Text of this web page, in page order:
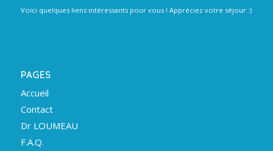
Voici quelques liens intéressants pour vous ! Appréciez votre séjour :)
PAGES
Accueil
Contact
Dr LOUMEAU
F.A.Q.